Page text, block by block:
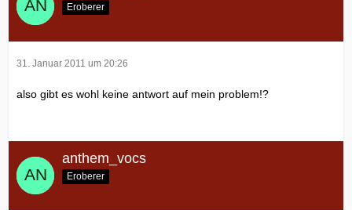
Eroberer
31. Januar 2011 um 20:26
also gibt es wohl keine antwort auf mein problem!?
anthem_vocs
Eroberer